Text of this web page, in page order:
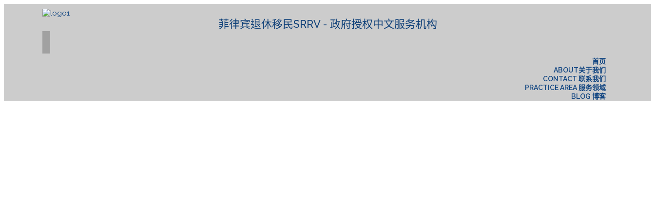
菲律宾退休移民SRRV - 政府授权中文服务机构
首页
ABOUT关于我们
CONTACT 联系我们
PRACTICE AREA 服务领域
BLOG 博客